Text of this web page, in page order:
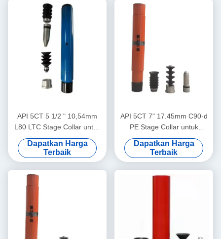
API 5CT 5 1/2 " 10,54mm
L80 LTC Stage Collar untuk
Oil Well Cementing
Dapatkan Harga
Terbaik
API 5CT 7" 17.45mm C90-d
PE Stage Collar untuk
Semen Sumur Minyak
Dapatkan Harga
Terbaik